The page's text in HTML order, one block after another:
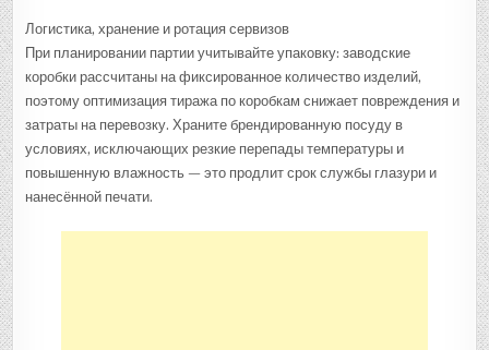
Логистика, хранение и ротация сервизов
При планировании партии учитывайте упаковку: заводские
коробки рассчитаны на фиксированное количество изделий,
поэтому оптимизация тиража по коробкам снижает повреждения и
затраты на перевозку. Храните брендированную посуду в
условиях, исключающих резкие перепады температуры и
повышенную влажность — это продлит срок службы глазури и
нанесённой печати.